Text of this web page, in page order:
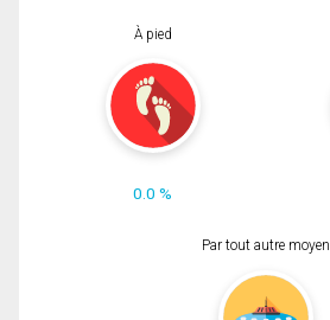
À pied
0.0 %
Par tout autre moyen